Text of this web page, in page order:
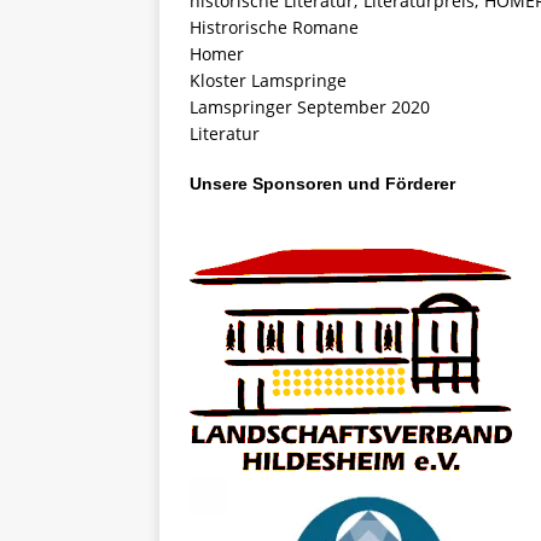
Histrorische Romane
Homer
Kloster Lamspringe
Lamspringer September 2020
Literatur
Unsere Sponsoren und Förderer